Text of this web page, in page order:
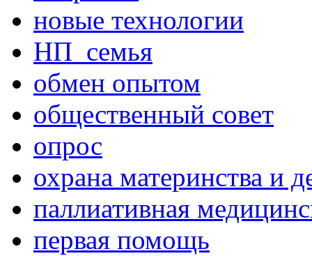
новые технологии
НП_семья
обмен опытом
общественный совет
опрос
охрана материнства и
паллиативная
первая помощь